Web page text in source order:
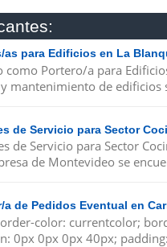
as para Edificios en La
como Portero/a para
mantenimiento de edificios
de Servicio para Sector
de Servicio para Sector
de Montevideo se
a de Pedidos Eventual en
color: currentcolor;
0px 0px 0px 40px;